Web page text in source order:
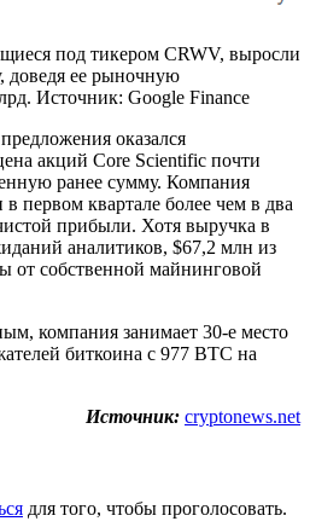
под тикером CRWV, выросли
доведя ее рыночную
Источник: Google Finance
оказался
акций Core Scientific почти
ранее сумму. Компания
первом квартале более чем в два
прибыли. Хотя выручка в
аналитиков, $67,2 млн из
от собственной майнинговой
компания занимает 30-е место
биткоина с 977 BTC на
Источник: cryptonews.net
для того, чтобы проголосовать.